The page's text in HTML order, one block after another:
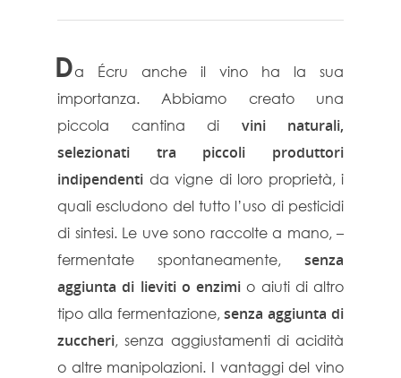
Da Écru anche il vino ha la sua
importanza. Abbiamo creato una
piccola cantina di vini naturali,
selezionati tra piccoli produttori
indipendenti da vigne di loro proprietà, i
quali escludono del tutto l’uso di pesticidi
di sintesi. Le uve sono raccolte a mano, –
fermentate spontaneamente, senza
aggiunta di lieviti o enzimi o aiuti di altro
tipo alla fermentazione,senza aggiunta di
zuccheri, senza aggiustamenti di acidità
o altre manipolazioni. I vantaggi del vino